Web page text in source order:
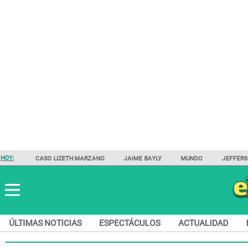
HOY: CASO LIZETH MARZANO JAIME BAYLY MUNDO
ÚLTIMAS NOTICIAS ESPECTÁCULOS ACTUALIDAD